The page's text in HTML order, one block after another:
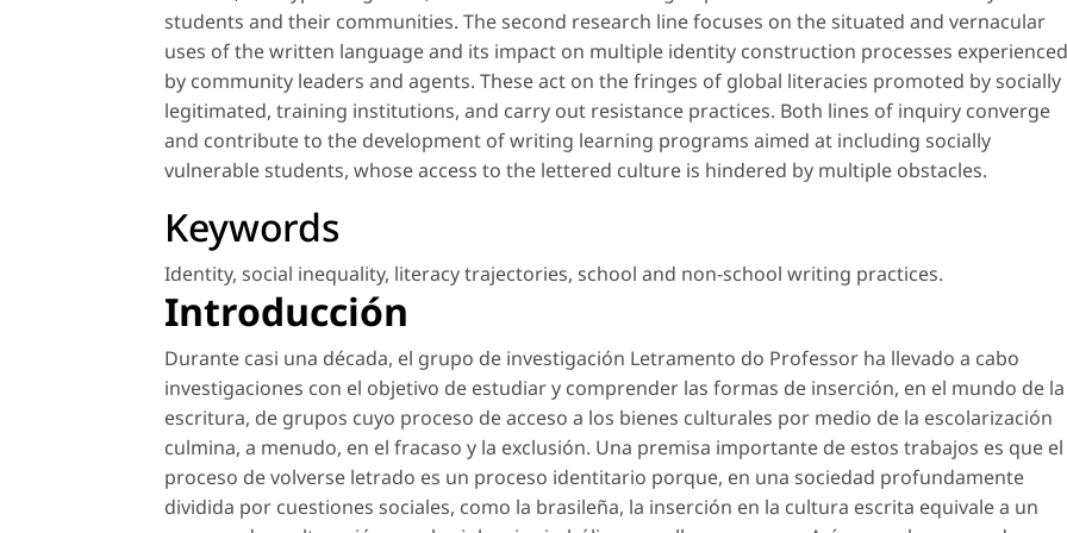
students and their communities. The second research line focuses on the situated and vernacular
uses of the written language and its impact on multiple identity construction processes experienced
by community leaders and agents. These act on the fringes of global literacies promoted by socially
legitimated, training institutions, and carry out resistance practices. Both lines of inquiry converge
and contribute to the development of writing learning programs aimed at including socially
vulnerable students, whose access to the lettered culture is hindered by multiple obstacles.
Keywords
Identity, social inequality, literacy trajectories, school and non-school writing practices.
Introducción
Durante casi una década, el grupo de investigación Letramento do Professor ha llevado a cabo
investigaciones con el objetivo de estudiar y comprender las formas de inserción, en el mundo de la
escritura, de grupos cuyo proceso de acceso a los bienes culturales por medio de la escolarización
culmina, a menudo, en el fracaso y la exclusión. Una premisa importante de estos trabajos es que el
proceso de volverse letrado es un proceso identitario porque, en una sociedad profundamente
dividida por cuestiones sociales, como la brasileña, la inserción en la cultura escrita equivale a un